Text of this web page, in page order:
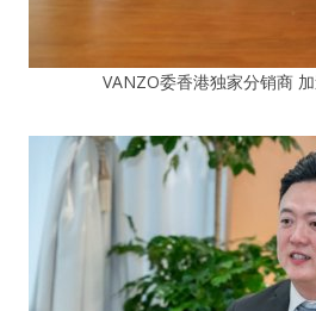
VANZO委香港独家分销商